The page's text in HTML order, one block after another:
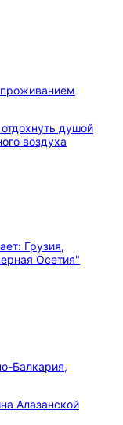
душой
воздуха
Балкария,
Алазанской